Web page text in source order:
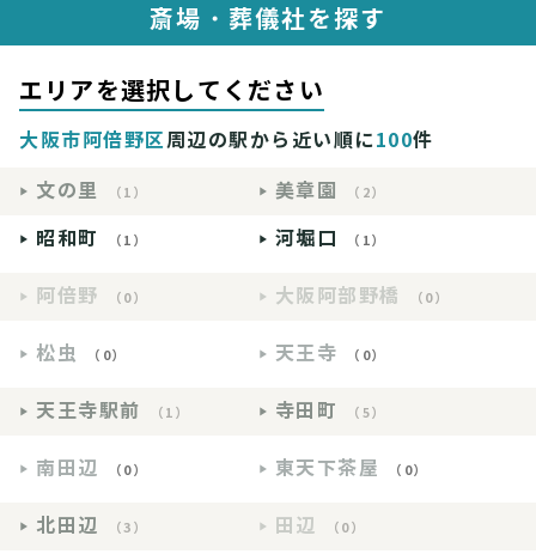
斎場・葬儀社を探す
エリアを選択してください
大阪市阿倍野区周辺の駅から近い順に100件
文の里
（1） 美章園 （2）
昭和町 （1） 河堀口 （1）
阿倍野 （0） 大阪阿部野橋 （0）
松虫 （0） 天王寺 （0）
天王寺駅前 （1） 寺田町 （5）
南田辺 （0） 東天下茶屋 （0）
北田辺 （3） 田辺 （0）